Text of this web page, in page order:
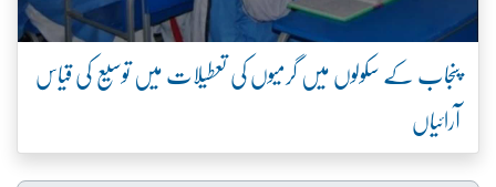
پنجاب کے سکولوں میں گرمیوں کی تعطیلات میں توسیع کی قیاس
آرائیاں